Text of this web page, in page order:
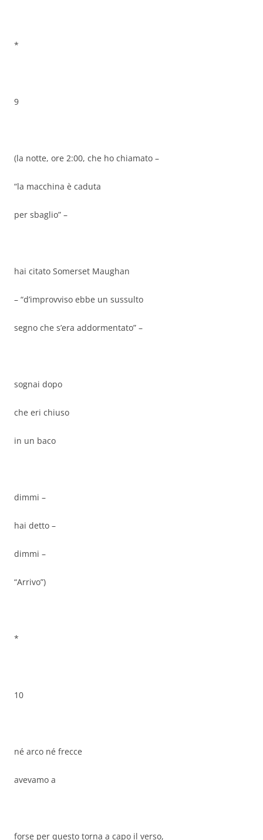
*
9
(la notte, ore 2:00, che ho chiamato –
“la macchina è caduta
per sbaglio” –
hai citato Somerset Maughan
– “d’improvviso ebbe un sussulto
segno che s’era addormentato” –
sognai dopo
che eri chiuso
in un baco
dimmi –
hai detto –
dimmi –
“Arrivo”)
*
10
né arco né frecce
avevamo a
forse per questo torna a capo il verso,